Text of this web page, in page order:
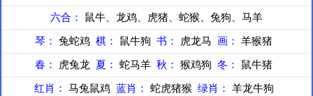
六合： 鼠牛、龙鸡、虎猪、蛇猴、兔狗、马羊
琴： 兔蛇鸡 棋： 鼠牛狗 书： 虎龙马 画： 羊猴猪
春：
虎兔龙 夏： 蛇马羊 秋： 猴鸡狗 冬： 鼠牛猪
红肖： 马兔鼠鸡 蓝肖： 蛇虎猪猴 绿肖： 羊龙牛狗